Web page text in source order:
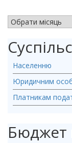
Населенню
Юридичним
Платникам
Бюджет